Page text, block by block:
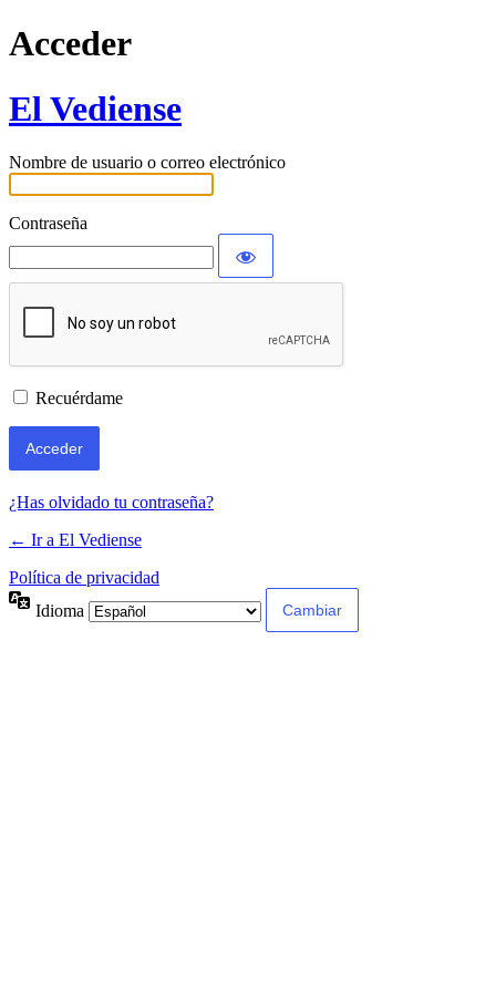
Acceder
El Vediense
Nombre de usuario o correo electrónico
Contraseña
Recuérdame
¿Has olvidado tu contraseña?
← Ir a El Vediense
Política de privacidad
Idioma